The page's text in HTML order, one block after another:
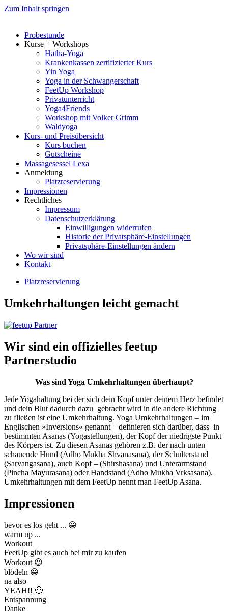
Zum Inhalt springen
Probestunde
Kurse + Workshops
Hatha-Yoga
Krankenkassen zertifizierter Kurs
Yin Yoga
Yoga in der Schwangerschaft
FeetUp Workshop
Privatunterricht
Yoga4Friends
Workshop mit Volker Grimm
Waldyoga
Kurs- und Preisübersicht
Kurs buchen
Gutscheine
Massagesessel Lexa
Anmeldung
Platzreservierung
Impressionen
Rechtliches
Impressum
Datenschutzerklärung
Einwilligungen widerrufen
Historie der Privatsphäre-Einstellungen
Privatsphäre-Einstellungen ändern
Wo wir sind
Kontakt
Platzreservierung
Umkehrhaltungen leicht gemacht
Wir sind ein offizielles feetup
Partnerstudio
Was sind Yoga Umkehrhaltungen überhaupt?
Jede Yogahaltung bei der sich dein Kopf unter deinem Herz befindet
und dein Blut dadurch dazu gebracht wird in die andere Richtung
zu fließen ist eine Umkehrhaltung. Yoga Umkehrhaltungen – im
Englischen »Inversions« genannt – definieren sich darüber, dass in
bestimmten Asanas (Yogastellungen), der Kopf der niedrigste Punkt
des Körpers ist. Zu diesen Asanas gehören z.B. der nach unten
schauende Hund (Adho Mukha Shvanasana), der Schulterstand
(Sarvangasana), auch Kopf – (Shirshasana) und Unterarmstand
(Pincha Mayurasana) oder Handstand (Adho Mukha Vrksasana).
Umkehrhaltungen mit dem FeetUp nennt man FeetUp Asana.
Impressionen
bevor es los geht ... 😀
warm up ...
Workout
FeetUp gibt es auch bei mir zu kaufen
Workout 😉
blödeln 😀
na also
YEAH!! 🙂
Entspannung
Danke